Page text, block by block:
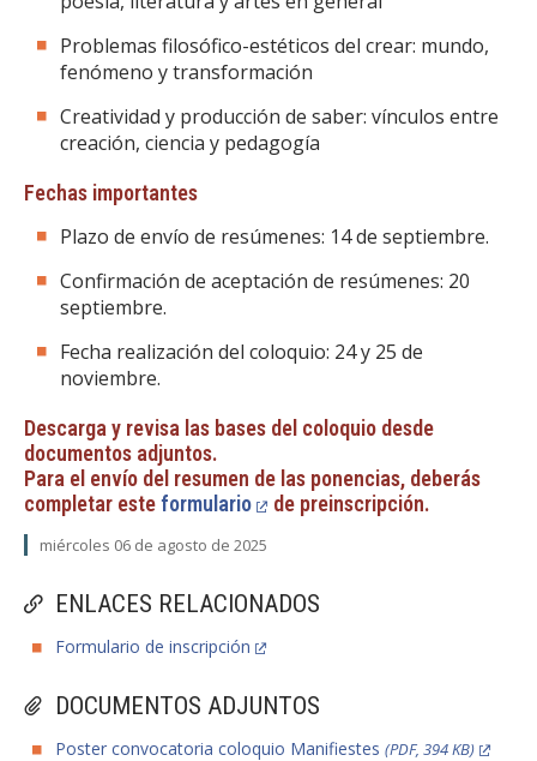
ENLACES RELACIONADOS
Formulario de inscripción
DOCUMENTOS ADJUNTOS
Poster convocatoria coloquio Manifiestes (PDF, 394 KB)
Problemas filosófico-estéticos del crear: mundo,
fenómeno y transformación
Creatividad y producción de saber: vínculos entre
creación, ciencia y pedagogía
Fechas importantes
Plazo de envío de resúmenes: 14 de septiembre.
Confirmación de aceptación de resúmenes: 20
septiembre.
Fecha realización del coloquio: 24 y 25 de
noviembre.
Descarga y revisa las bases del coloquio desde
documentos adjuntos.
Para el envío del resumen de las ponencias, deberás
completar esteformulario de preinscripción.
miércoles 06 de agosto de 2025